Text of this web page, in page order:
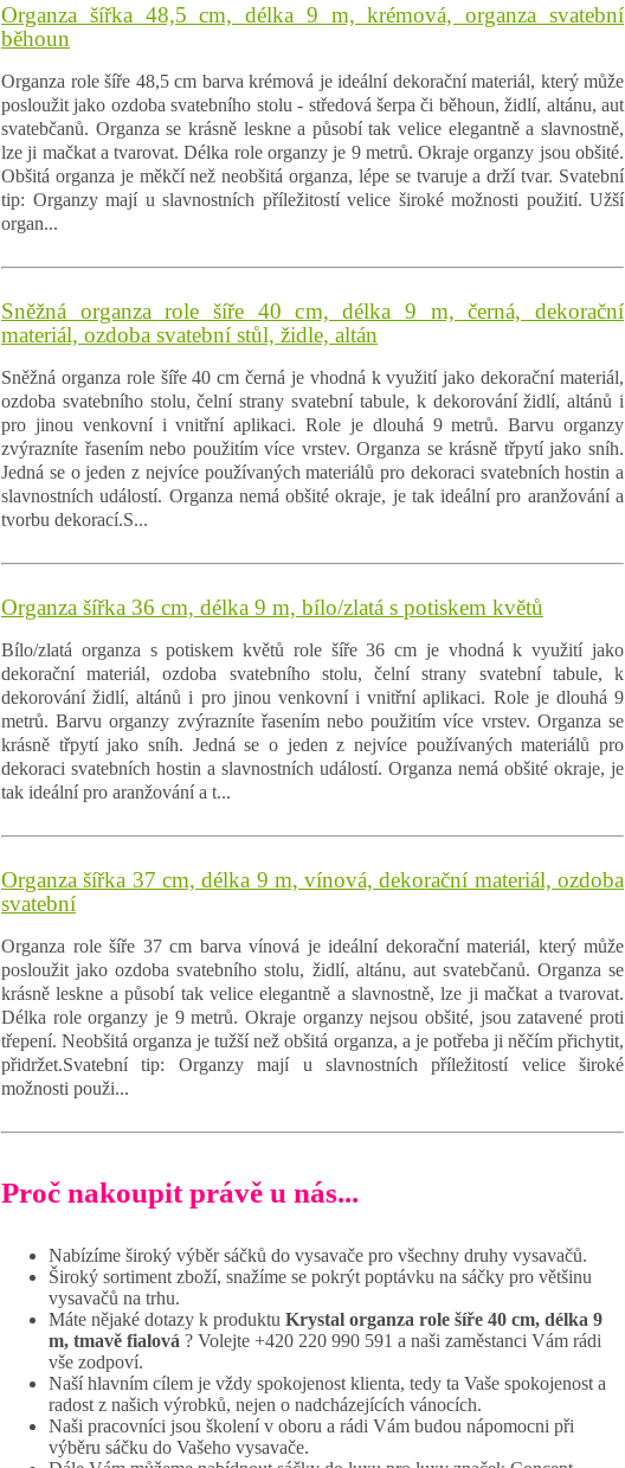
Organza šířka 48,5 cm, délka 9 m, krémová, organza svatební
běhoun
Organza role šíře 48,5 cm barva krémová je ideální dekorační materiál, který může
posloužit jako ozdoba svatebního stolu - středová šerpa či běhoun, židlí, altánu, aut
svatebčanů. Organza se krásně leskne a působí tak velice elegantně a slavnostně,
lze ji mačkat a tvarovat. Délka role organzy je 9 metrů. Okraje organzy jsou obšité.
Obšitá organza je měkčí než neobšitá organza, lépe se tvaruje a drží tvar. Svatební
tip: Organzy mají u slavnostních příležitostí velice široké možnosti použití. Užší
organ...
Sněžná organza role šíře 40 cm, délka 9 m, černá, dekorační
materiál, ozdoba svatební stůl, židle, altán
Sněžná organza role šíře 40 cm černá je vhodná k využití jako dekorační materiál,
ozdoba svatebního stolu, čelní strany svatební tabule, k dekorování židlí, altánů i
pro jinou venkovní i vnitřní aplikaci. Role je dlouhá 9 metrů. Barvu organzy
zvýrazníte řasením nebo použitím více vrstev. Organza se krásně třpytí jako sníh.
Jedná se o jeden z nejvíce používaných materiálů pro dekoraci svatebních hostin a
slavnostních událostí. Organza nemá obšité okraje, je tak ideální pro aranžování a
tvorbu dekorací.S...
Organza šířka 36 cm, délka 9 m, bílo/zlatá s potiskem květů
Bílo/zlatá organza s potiskem květů role šíře 36 cm je vhodná k využití jako
dekorační materiál, ozdoba svatebního stolu, čelní strany svatební tabule, k
dekorování židlí, altánů i pro jinou venkovní i vnitřní aplikaci. Role je dlouhá 9
metrů. Barvu organzy zvýrazníte řasením nebo použitím více vrstev. Organza se
krásně třpytí jako sníh. Jedná se o jeden z nejvíce používaných materiálů pro
dekoraci svatebních hostin a slavnostních událostí. Organza nemá obšité okraje, je
tak ideální pro aranžování a t...
Organza šířka 37 cm, délka 9 m, vínová, dekorační materiál, ozdoba
svatební
Organza role šíře 37 cm barva vínová je ideální dekorační materiál, který může
posloužit jako ozdoba svatebního stolu, židlí, altánu, aut svatebčanů. Organza se
krásně leskne a působí tak velice elegantně a slavnostně, lze ji mačkat a tvarovat.
Délka role organzy je 9 metrů. Okraje organzy nejsou obšité, jsou zatavené proti
třepení. Neobšitá organza je tužší než obšitá organza, a je potřeba ji něčím přichytit,
přidržet.Svatební tip: Organzy mají u slavnostních příležitostí velice široké
možnosti použi...
Proč nakoupit právě u nás...
Nabízíme široký výběr sáčků do vysavače pro všechny druhy vysavačů.
Široký sortiment zboží, snažíme se pokrýt poptávku na sáčky pro většinu
vysavačů na trhu.
Máte nějaké dotazy k produktu Krystal organza role šíře 40 cm, délka 9
m, tmavě fialová ? Volejte +420 220 990 591 a naši zaměstanci Vám rádi
vše zodpoví.
Naší hlavním cílem je vždy spokojenost klienta, tedy ta Vaše spokojenost a
radost z našich výrobků, nejen o nadcházejících vánocích.
Naši pracovníci jsou školení v oboru a rádi Vám budou nápomocni při
výběru sáčku do Vašeho vysavače.